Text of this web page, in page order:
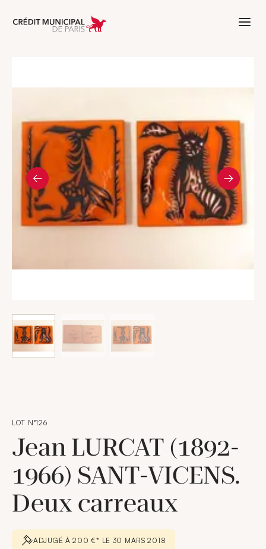
Aller à l'accueil de Crédit Municipal
LOT N°126
Jean LURCAT (1892-
1966) SANT-VICENS.
Deux carreaux
ADJUGÉ À 200 €* LE 30 MARS 2018